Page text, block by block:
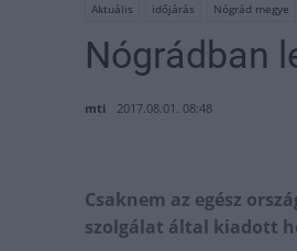
Aktuális időjárás Nógrád megye
Nógrádban
mti 2017.08.01. 08:48
Csaknem az egész
szolgálat által kiadott